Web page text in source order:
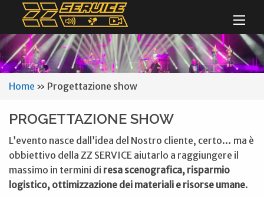
Home » Progettazione show
PROGETTAZIONE SHOW
L’evento nasce dall’idea del Nostro cliente, certo… ma è
obbiettivo della ZZ SERVICE aiutarlo a raggiungere il
massimo in termini di resa scenografica, risparmio
logistico, ottimizzazione dei materiali e risorse umane.